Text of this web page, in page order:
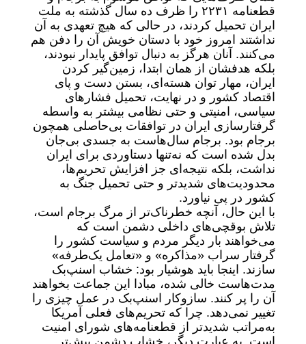
قطعنامه ۲۲۳۱ را ظرف ده سال گذشته به ملت
ایران تحمیل کردند، در حالی که هیچ تعهدی به آن
نداشتند امروز خود با دستان خویش آن را دفن هم
می‌کنند. آنان هرگز به ‌دنبال توافق پایدار نبودند،
بلکه هدفشان از همان ابتدا، زمین‌گیر کردن
ایران، مهار توان هسته‌ای، بستن دست و پای
اقتصاد کشور و در نهایت، تحمیل فشارهای
سیاسی، امنیتی و حتی نظامی بیشتر به واسطه
گرفتارسازی ایران در توافقات بی‌حاصلی همچون
برجام بود. برجام سال‌هاست به جسدی بی‌جان
بدل شده است که نه‌تنها دستاوردی برای ایران
نداشت، بلکه نتیجه‌ای جز افزایش تحریم‌ها،
محدودیت‌های شدیدتر و حتی تحمیل جنگ به
کشور در پی نیاورد.
با این حال، آنچه خطرناک‌تر از مرگ برجام است،
تلاش بوقچی‌های داخلی دشمن است که
می‌خواهند بار دیگر مردم و سیاست کشور را
گرفتار سراب «مذاکره» و «تعامل یک‌طرفه»
سازند. اینجا باید هوشیار بود: خشاب اسنپ‌بک
مدت‌هاست خالی شده، مبادا این جماعت بخواهند
آن را پر کنند. سازوکار اسنپ‌بک در عمل چیزی را
تغییر نمی‌دهد. چرا که تحریم‌های فعلی آمریکا
به‌مراتب شدیدتر از قطعنامه‌های شورای امنیت
است. به عبارت دیگر، خشاب دشمن پیش‌تر